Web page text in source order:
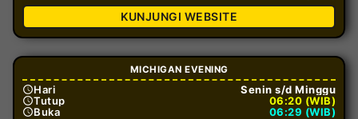
KUNJUNGI WEBSITE
MICHIGAN EVENING
Hari
Senin s/d Minggu
Tutup
06:20 (WIB)
Buka
06:29 (WIB)